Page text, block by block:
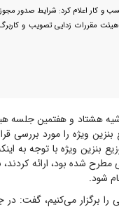
و کار اعلام کرد: شرایط صدور مجوز
مقررات زدایی تصویب و
هشتاد و هفتمین جلسه
ویژه را مورد بررسی
بنزین ویژه با توجه به
شده بود، ارائه
شود.
زدایی را برگزار می‌کنیم،